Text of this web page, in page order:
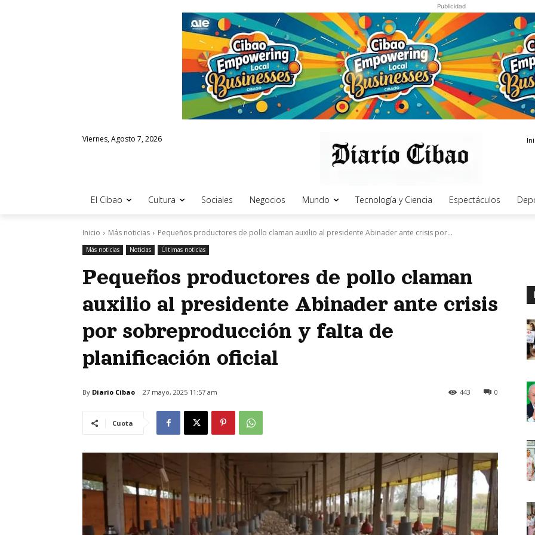
Publicidad
Viernes, Agosto 7, 2026
El Cibao Cultura Sociales Negocios Mundo Tecnología y Ciencia Espectáculos
Inicio Más noticias Pequeños productores de pollo claman auxilio al presidente Abinader ante crisis por...
Más noticias Noticias Últimas noticias
Pequeños productores de pollo claman
auxilio al presidente Abinader ante crisis
por sobreproducción y falta de
planificación oficial
By Diario Cibao 27 mayo, 2025 11:57 am 0
443
Cuota